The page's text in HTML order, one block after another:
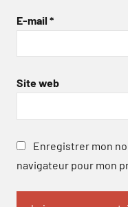
E-mail *
Site web
Enregistrer mon
navigateur pour mon